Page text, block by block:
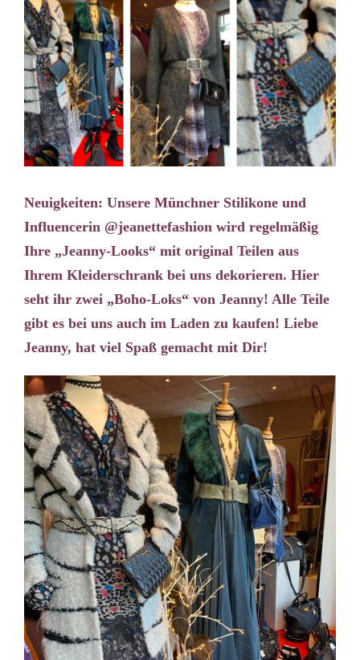
Neuigkeiten: Unsere Münchner Stilikone und
Influencerin @jeanettefashion wird regelmäßig
Ihre „Jeanny-Looks“ mit original Teilen aus
Ihrem Kleiderschrank bei uns dekorieren. Hier
seht ihr zwei „Boho-Loks“ von Jeanny! Alle Teile
gibt es bei uns auch im Laden zu kaufen! Liebe
Jeanny, hat viel Spaß gemacht mit Dir!